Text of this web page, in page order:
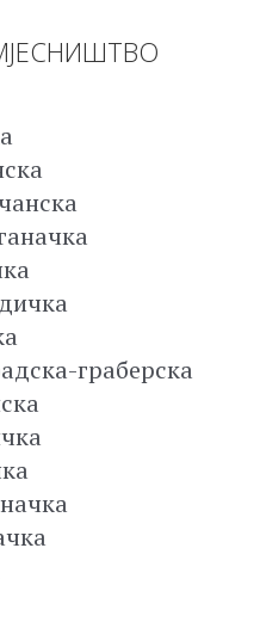
граберска